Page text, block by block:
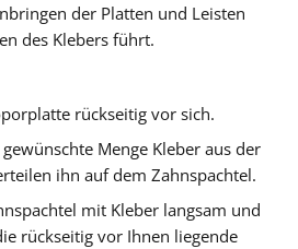
der Platten und Leisten
des Klebers führt.
rückseitig vor sich.
Menge Kleber aus der
ihn auf dem Zahnspachtel.
mit Kleber langsam und
rückseitig vor Ihnen liegende